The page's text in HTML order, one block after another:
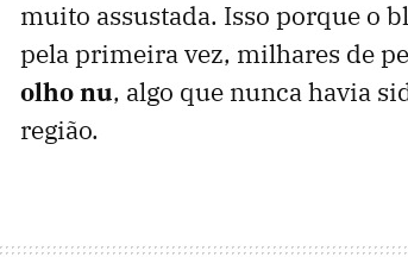
muito assustada. Isso porque o
pela primeira vez, milhares de
olho nu, algo que nunca havia
região.